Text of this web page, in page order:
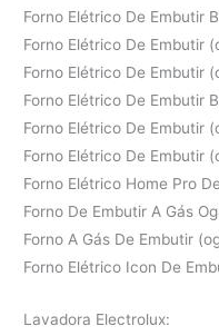
Forno Elétrico De Embutir
Forno Elétrico De Embutir
Forno Elétrico De Embutir
Forno Elétrico De Embutir
Forno Elétrico De Embutir
Forno Elétrico De Embutir
Forno Elétrico Home Pro
Forno De Embutir A Gás
Forno A Gás De Embutir
Forno Elétrico Icon De
Lavadora Electrolux: